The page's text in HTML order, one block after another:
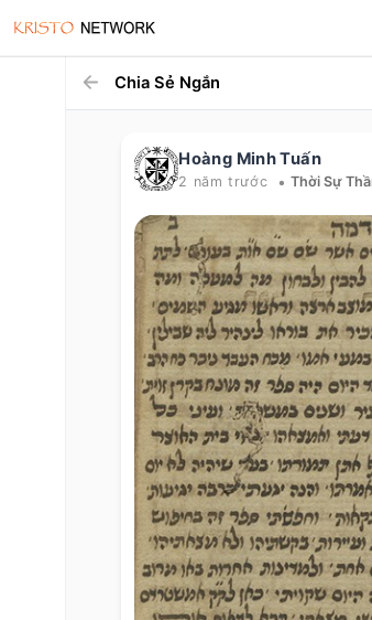
Chia Sẻ Ngắn
Hoàng Minh Tuấn
2 năm trước • Thời Sự